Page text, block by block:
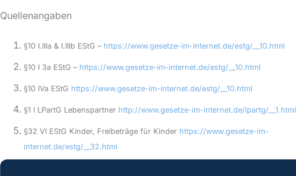
Quellenangaben
§10 I.IIIa & I.IIIb EStG – https://www.gesetze-im-internet.de/estg/__10.html
§10 I 3a EStG – https://www.gesetze-im-internet.de/estg/__10.html
§10 IVa EStG https://www.gesetze-im-internet.de/estg/__10.html
§1 I LPartG Lebenspartner http://www.gesetze-im-internet.de/lpartg/__1.html
§32 VI EStG Kinder, Freibeträge für Kinder https://www.gesetze-im-
internet.de/estg/__32.html